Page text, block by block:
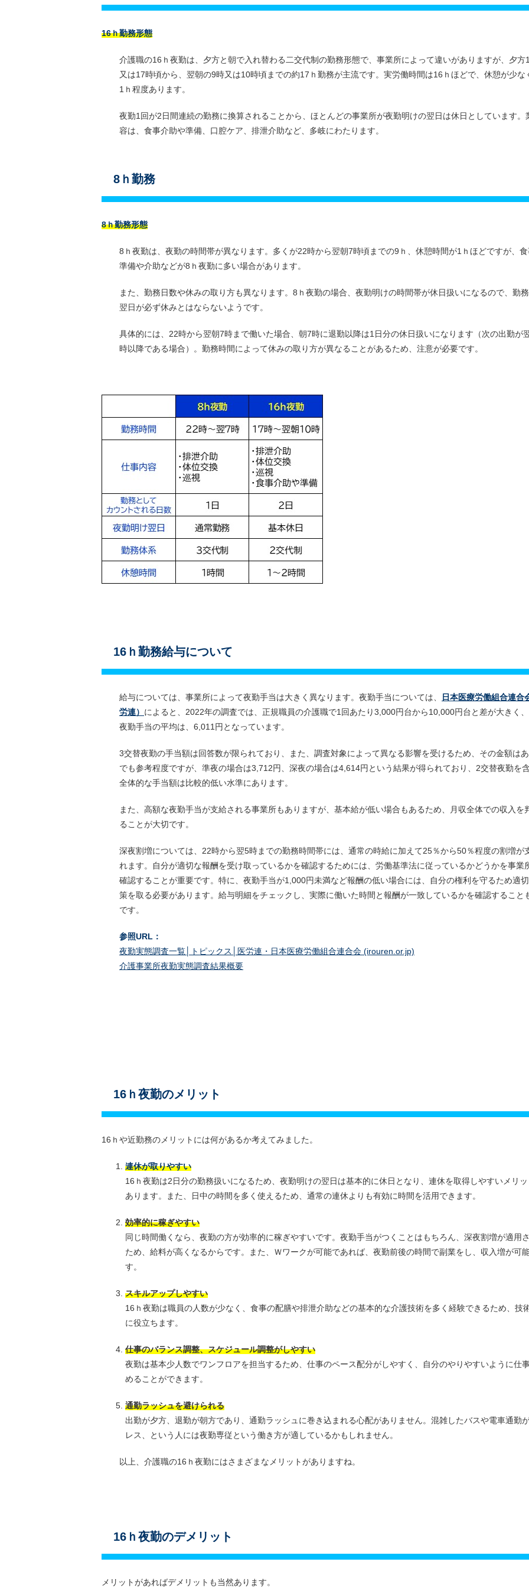
16ｈ勤務形態
介護職の16ｈ夜勤は、夕方と朝で入れ替わる二交代制の勤務形態で、事業所によって違いがありますが、夕方
又は17時頃から、翌朝の9時又は10時頃までの約17ｈ勤務が主流です。実労働時間は16ｈほどで、休憩が少な
1ｈ程度あります。
夜勤1回が2日間連続の勤務に換算されることから、ほとんどの事業所が夜勤明けの翌日は休日としています。
容は、食事介助や準備、口腔ケア、排泄介助など、多岐にわたります。
8ｈ勤務
8ｈ勤務形態
8ｈ夜勤は、夜勤の時間帯が異なります。多くが22時から翌朝7時頃までの9ｈ、休憩時間が1ｈほどですが、
準備や介助などが8ｈ夜勤に多い場合があります。
また、勤務日数や休みの取り方も異なります。8ｈ夜勤の場合、夜勤明けの時間帯が休日扱いになるので、勤
翌日が必ず休みとはならないようです。
具体的には、22時から翌朝7時まで働いた場合、朝7時に退勤以降は1日分の休日扱いになります（次の出勤が
時以降である場合）。勤務時間によって休みの取り方が異なることがあるため、注意が必要です。
16ｈ勤務給与について
給与については、事業所によって夜勤手当は大きく異なります。夜勤手当については、
日本医療労働組合連合
労連） によると、2022年の調査では、正規職員の介護職で1回あたり3,000円台から10,000円台と差が大きく
夜勤手当の平均は、6,011円となっています。
3交替夜勤の手当額は回答数が限られており、また、調査対象によって異なる影響を受けるため、その金額は
でも参考程度ですが、準夜の場合は3,712円、深夜の場合は4,614円という結果が得られており、2交替夜勤を
全体的な手当額は比較的低い水準にあります。
また、高額な夜勤手当が支給される事業所もありますが、基本給が低い場合もあるため、月収全体での収入を
ることが大切です。
深夜割増については、22時から翌5時までの勤務時間帯には、通常の時給に加えて25％から50％程度の割増が
れます。自分が適切な報酬を受け取っているかを確認するためには、労働基準法に従っているかどうかを事業
確認することが重要です。特に、夜勤手当が1,000円未満など報酬の低い場合には、自分の権利を守るため適
策を取る必要があります。給与明細をチェックし、実際に働いた時間と報酬が一致しているかを確認すること
です。
参照URL：
夜勤実態調査一覧│トピックス│医労連・日本医療労働組合連合会 (irouren.or.jp)
介護事業所夜勤実態調査結果概要
16ｈ夜勤のメリット
16ｈや近勤務のメリットには何があるか考えてみました。
連休が取りやすい
16ｈ夜勤は2日分の勤務扱いになるため、夜勤明けの翌日は基本的に休日となり、連休を取得しやすいメリ
あります。また、日中の時間を多く使えるため、通常の連休よりも有効に時間を活用できます。
効率的に稼ぎやすい
同じ時間働くなら、夜勤の方が効率的に稼ぎやすいです。夜勤手当がつくことはもちろん、深夜割増が適用
ため、給料が高くなるからです。また、Ｗワークが可能であれば、夜勤前後の時間で副業をし、収入増が可
す。
スキルアップしやすい
16ｈ夜勤は職員の人数が少なく、食事の配膳や排泄介助などの基本的な介護技術を多く経験できるため、技
に役立ちます。
仕事のバランス調整、スケジュール調整がしやすい
夜勤は基本少人数でワンフロアを担当するため、仕事のペース配分がしやすく、自分のやりやすいように仕
めることができます。
通勤ラッシュを避けられる
出勤が夕方、退勤が朝方であり、通勤ラッシュに巻き込まれる心配がありません。混雑したバスや電車通勤
レス、という人には夜勤専従という働き方が適しているかもしれません。
以上、介護職の16ｈ夜勤にはさまざまなメリットがありますね。
16ｈ夜勤のデメリット
メリットがあればデメリットも当然あります。